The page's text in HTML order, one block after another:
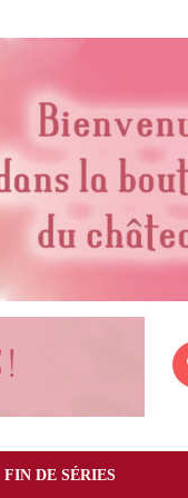
FIN DE SÉRIES